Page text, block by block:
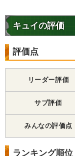
キュイの評価
評価点
リーダー評価
サブ評価
みんなの評価点
ランキング順位